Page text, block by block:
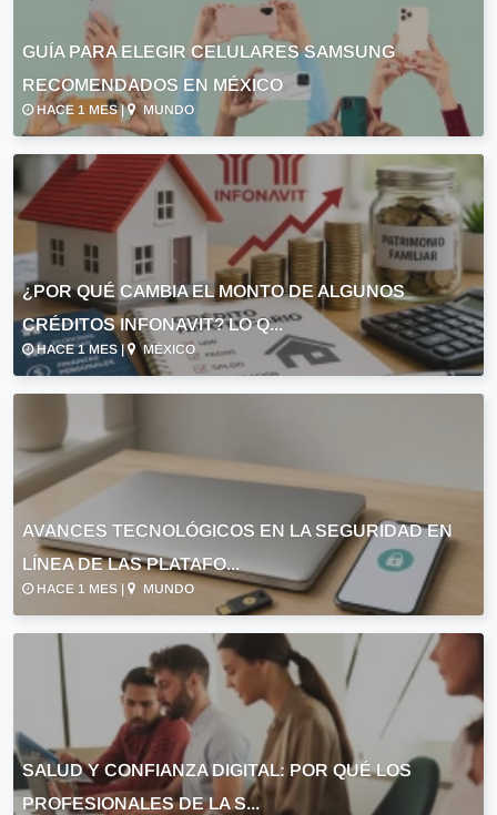
GUÍA PARA ELEGIR CELULARES SAMSUNG
RECOMENDADOS EN MÉXICO
HACE 1 MES | MUNDO
¿POR QUÉ CAMBIA EL MONTO DE ALGUNOS
CRÉDITOS INFONAVIT? LO Q...
HACE 1 MES | MÉXICO
AVANCES TECNOLÓGICOS EN LA SEGURIDAD EN
LÍNEA DE LAS PLATAFO...
HACE 1 MES | MUNDO
SALUD Y CONFIANZA DIGITAL: POR QUÉ LOS
PROFESIONALES DE LA S...